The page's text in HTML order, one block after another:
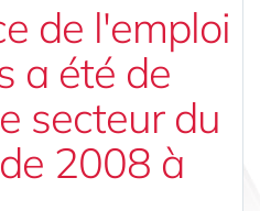
de l'emploi
a été de
secteur du
2008 à